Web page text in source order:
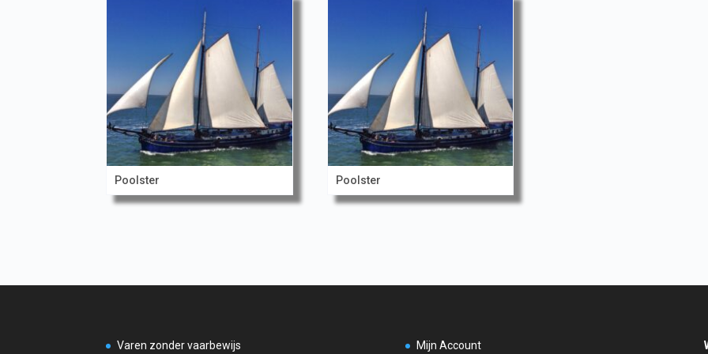
Poolster Poolster
Varen zonder vaarbewijs Mijn Account